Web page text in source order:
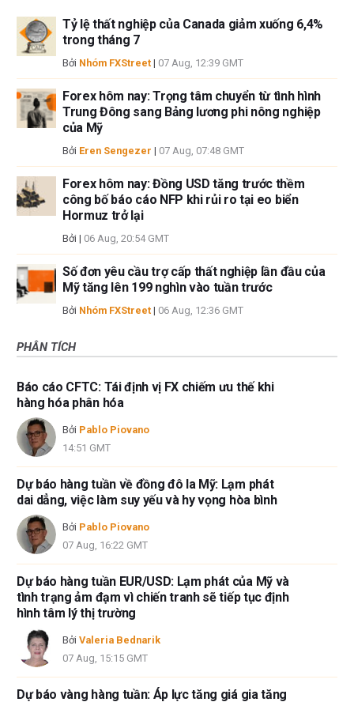
Tỷ lệ thất nghiệp của Canada giảm xuống 6,4%
trong tháng 7
Bởi Nhóm FXStreet | 07 Aug, 12:39 GMT
Forex hôm nay: Trọng tâm chuyển từ tình hình
Trung Đông sang Bảng lương phi nông nghiệp
của Mỹ
Bởi Eren Sengezer | 07 Aug, 07:48 GMT
Forex hôm nay: Đồng USD tăng trước thềm
công bố báo cáo NFP khi rủi ro tại eo biển
Hormuz trở lại
Bởi | 06 Aug, 20:54 GMT
Số đơn yêu cầu trợ cấp thất nghiệp lần đầu của
Mỹ tăng lên 199 nghìn vào tuần trước
Bởi Nhóm FXStreet | 06 Aug, 12:36 GMT
PHÂN TÍCH
Báo cáo CFTC: Tái định vị FX chiếm ưu thế khi
hàng hóa phân hóa
Bởi Pablo Piovano
14:51 GMT
Dự báo hàng tuần về đồng đô la Mỹ: Lạm phát
dai dẳng, việc làm suy yếu và hy vọng hòa bình
Bởi Pablo Piovano
07 Aug, 16:22 GMT
Dự báo hàng tuần EUR/USD: Lạm phát của Mỹ và
tình trạng ảm đạm vì chiến tranh sẽ tiếp tục định
hình tâm lý thị trường
Bởi Valeria Bednarik
07 Aug, 15:15 GMT
Dự báo vàng hàng tuần: Áp lực tăng giá gia tăng